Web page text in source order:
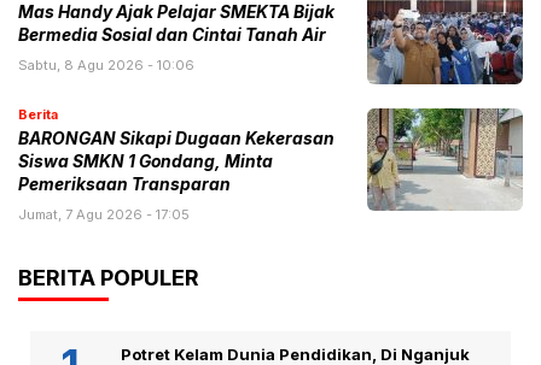
Mas Handy Ajak Pelajar SMEKTA Bijak
Bermedia Sosial dan Cintai Tanah Air
Sabtu, 8 Agu 2026 - 10:06
Berita
BARONGAN Sikapi Dugaan Kekerasan
Siswa SMKN 1 Gondang, Minta
Pemeriksaan Transparan
Jumat, 7 Agu 2026 - 17:05
BERITA POPULER
Potret Kelam Dunia Pendidikan, Di Nganjuk